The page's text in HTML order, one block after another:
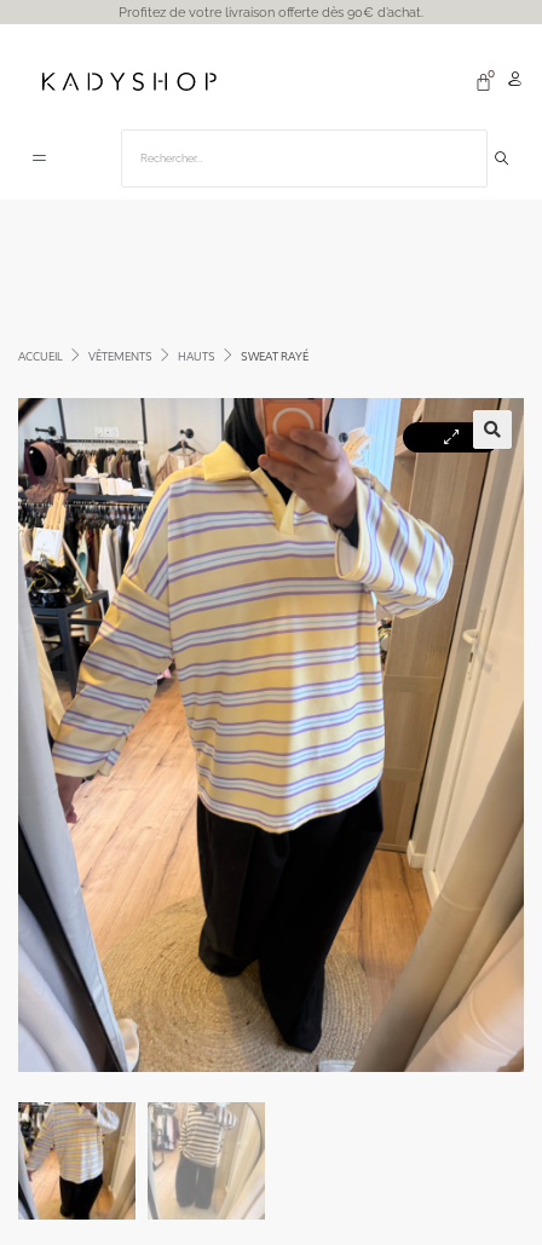
Profitez de votre livraison offerte dès 90€ d’achat.
ACCUEIL VÊTEMENTS HAUTS SWEAT RAYÉ